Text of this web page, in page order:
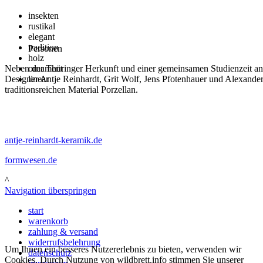
insekten
rustikal
elegant
tradition
holz
ornament
linear
Personen
Neben der Thüringer Herkunft und einer gemeinsamen Studienzeit
Designer Antje Reinhardt, Grit Wolf, Jens Pfotenhauer und
traditionsreichen Material Porzellan.
antje-reinhardt-keramik.de
formwesen.de
^
Navigation überspringen
start
warenkorb
zahlung & versand
widerrufsbelehrung
datenschutz
Um Ihnen ein besseres Nutzererlebnis zu bieten, verwenden wir
Cookies. Durch Nutzung von wildbrett.info stimmen Sie unserer